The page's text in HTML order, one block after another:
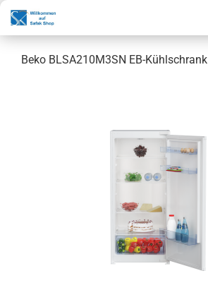
Beko BLSA210M3SN EB-Kühlschrank